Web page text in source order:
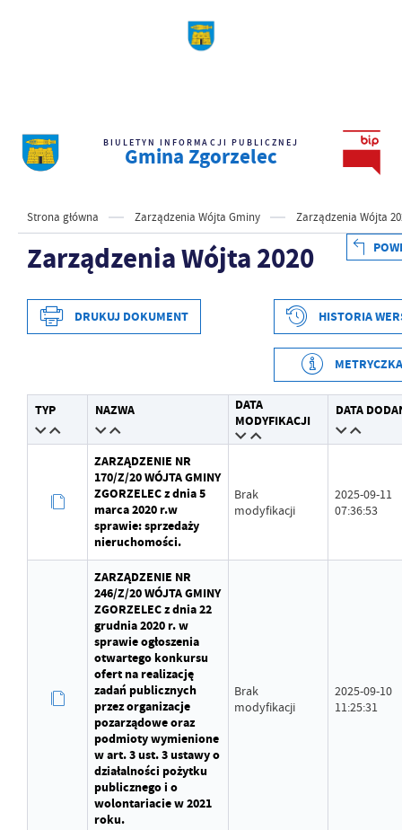
BIULETYN INFORMACJI PUBLICZNEJ
Gmina Zgorzelec
Strona główna Zarządzenia Wójta Gminy Zarządzenia Wójta
Zarządzenia Wójta 2020
2024-10-29 12:43:57
Wytworzył Michał Piasecki
Opublikował Michał Piasecki
Data ostatniej aktualizacji
Ostatnio zaktualizował -
DRUKUJ DOKUMENT HISTORIA
METRYCZKA
TYP NAZWA
DATA
MODYFIKACJI
DATA
ZARZĄDZENIE NR
170/Z/20 WÓJTA GMINY
ZGORZELEC z dnia 5
marca 2020 r.w
sprawie: sprzedaży
nieruchomości.
Brak
modyfikacji
2025-09-11
07:36:53
ZARZĄDZENIE NR
246/Z/20 WÓJTA GMINY
ZGORZELEC z dnia 22
grudnia 2020 r. w
sprawie ogłoszenia
otwartego konkursu
ofert na realizację
zadań publicznych
przez organizacje
pozarządowe oraz
podmioty wymienione
w art. 3 ust. 3 ustawy o
działalności pożytku
publicznego i o
wolontariacie w 2021
roku.
Brak
modyfikacji
2025-09-10
11:25:31